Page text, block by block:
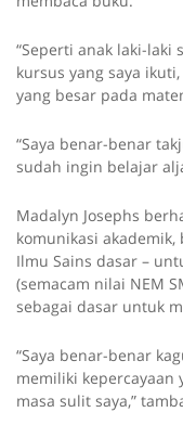
“Seperti anak laki-laki
kursus yang saya
yang besar pada
“Saya benar-benar
sudah ingin belajar
Madalyn Josephs
komunikasi
Ilmu Sains dasar –
(semacam nilai NEM
sebagai dasar untuk
“Saya benar-benar
memiliki kepercayaan
masa sulit saya,”